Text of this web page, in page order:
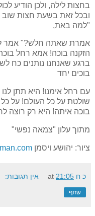
בחצות לילה, ולכן הודיע
ובכל זאת בשעת חצות שוב
"למה באת,
אמרת שאתה חלש?" אמר
הזקנה בוכה! אמא רחל
ברגע שאנחנו נותנים כח
בוכים יחד
עם רחל אימנו! היא תתן
שולטת על כל העולם! על
בוכה איתה! היא רק רוצה
מתוך עלון "צמאה נפשי"
ציור: יהושע ויסמן
כ ח at 21:05 אין תגובות:
שתף